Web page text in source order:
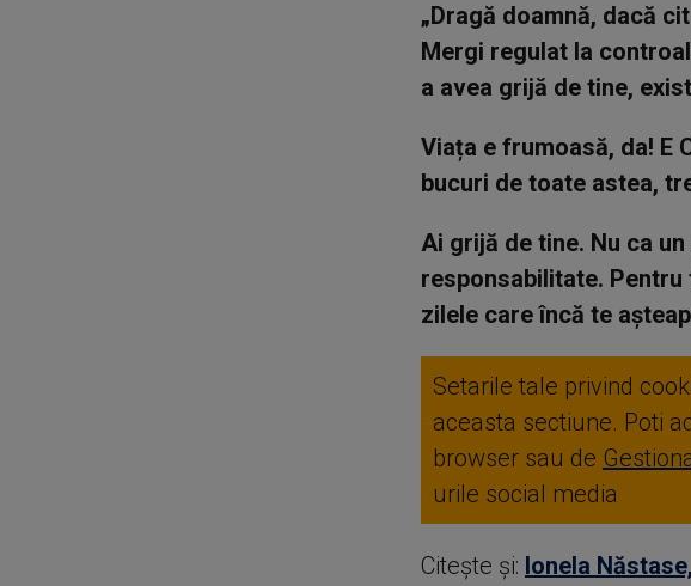
„Dragă doamnă, dacă
Mergi regulat la
a avea grijă de tine,
Viața e frumoasă, da! E
bucuri de toate astea,
Ai grijă de tine. Nu ca
responsabilitate.
zilele care încă te
Setarile tale privind
aceasta sectiune. Poti
browser sau de
urile social media
Citește și: Ionela